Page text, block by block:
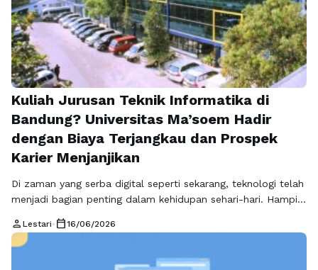
Kuliah Jurusan Teknik Informatika di
Bandung? Universitas Ma’soem Hadir
dengan Biaya Terjangkau dan Prospek
Karier Menjanjikan
Di zaman yang serba digital seperti sekarang, teknologi telah
menjadi bagian penting dalam kehidupan sehari-hari. Hampir
mulai dari komunikasi, transaksi keuangan, pendidikan, hingga
bisnis. Perubahan ini menciptakan kebutuhan yang sangat
besar terhadap tenaga profesional yang menguasai
person Lestari• calendar_today16/06/2026